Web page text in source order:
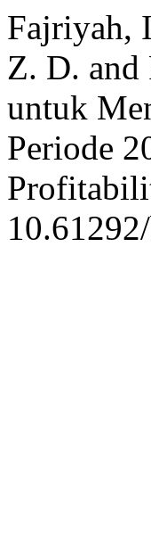
Fajriyah,
Z. D. and
untuk
Periode